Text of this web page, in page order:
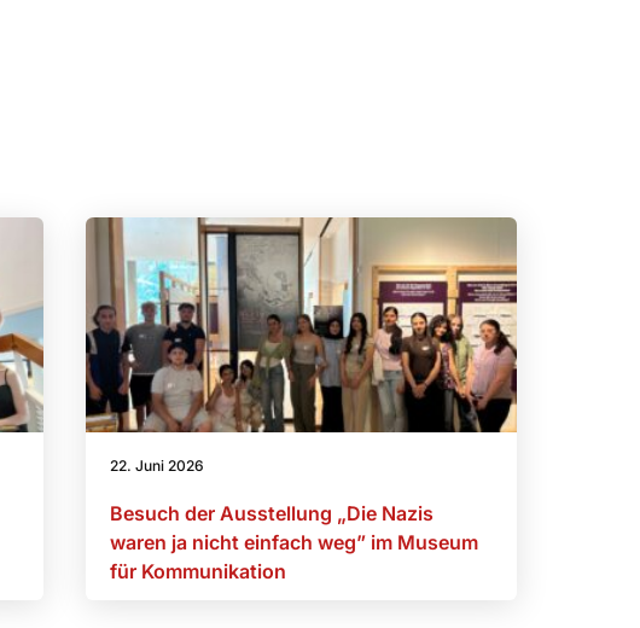
22. Juni 2026
Besuch der Ausstellung „Die Nazis
waren ja nicht einfach weg” im Museum
für Kommunikation